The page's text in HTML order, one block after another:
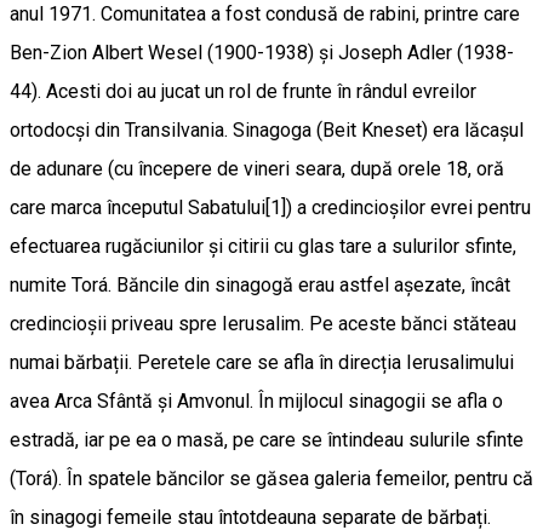
anul 1971. Comunitatea a fost condusă de rabini, printre care
Ben-Zion Albert Wesel (1900-1938) și Joseph Adler (1938-
44). Acesti doi au jucat un rol de frunte în rândul evreilor
ortodocși din Transilvania. Sinagoga (Beit Kneset) era lăcașul
de adunare (cu începere de vineri seara, după orele 18, oră
care marca începutul Sabatului[1]) a credincioșilor evrei pentru
efectuarea rugăciunilor și citirii cu glas tare a sulurilor sfinte,
numite Torá. Băncile din sinagogă erau astfel așezate, încât
credincioșii priveau spre Ierusalim. Pe aceste bănci stăteau
numai bărbații. Peretele care se afla în direcția Ierusalimului
avea Arca Sfântă și Amvonul. În mijlocul sinagogii se afla o
estradă, iar pe ea o masă, pe care se întindeau sulurile sfinte
(Torá). În spatele băncilor se găsea galeria femeilor, pentru că
în sinagogi femeile stau întotdeauna separate de bărbați.